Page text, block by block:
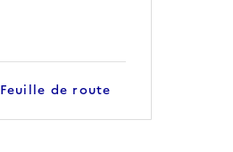
Feuille de route